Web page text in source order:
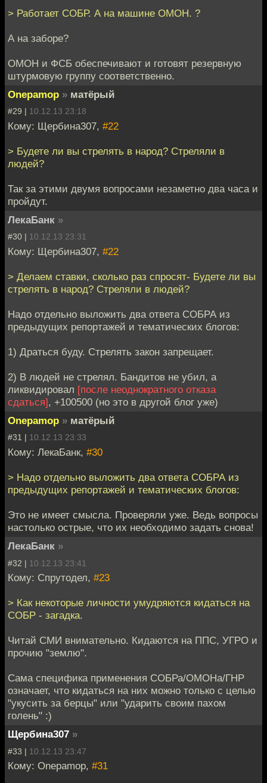
> Работает СОБР. А на машине ОМОН. ?
А на заборе?
ОМОН и ФСБ обеспечивают и готовят резервную
штурмовую группу соответственно.
Onepamop » матёрый
#29 | 10.12.13 23:18
Кому: Щербина307, #22
> Будете ли вы стрелять в народ? Стреляли в
людей?
Так за этими двумя вопросами незаметно два часа и
пройдут.
ЛекаБанк »
#30 | 10.12.13 23:31
Кому: Щербина307, #22
> Делаем ставки, сколько раз спросят- Будете ли вы
стрелять в народ? Стреляли в людей?
Надо отдельно выложить два ответа СОБРА из
предыдущих репортажей и тематических блогов:
1) Драться буду. Стрелять закон запрещает.
2) В людей не стрелял. Бандитов не убил, а
ликвидировал [после неоднократного отказа
сдаться], +100500 (но это в другой блог уже)
Onepamop » матёрый
#31 | 10.12.13 23:33
Кому: ЛекаБанк, #30
> Надо отдельно выложить два ответа СОБРА из
предыдущих репортажей и тематических блогов:
Это не имеет смысла. Проверяли уже. Ведь вопросы
настолько острые, что их необходимо задать снова!
ЛекаБанк »
#32 | 10.12.13 23:41
Кому: Спрутодел, #23
> Как некоторые личности умудряются кидаться на
СОБР - загадка.
Читай СМИ внимательно. Кидаются на ППС, УГРО и
прочию "землю".
Сама специфика применения СОБРа/ОМОНа/ГНР
означает, что кидаться на них можно только с целью
"укусить за берцы" или "ударить своим пахом
голень" :)
Щербина307 »
#33 | 10.12.13 23:47
Кому: Onepamop, #31